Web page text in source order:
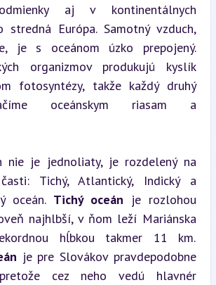
aj v kontinentálnych
stredná Európa. Samotný vzduch,
je s oceánom úzko prepojený.
organizmov produkujú kyslík
fotosyntézy, takže každý druhý
oceánskym riasam a
nie je jednoliaty, je rozdelený na
Tichý, Atlantický, Indický a
oceán. Tichý oceán je rozlohou
najhlbší, v ňom leží Mariánska
je pre Slovákov pravdepodobne
cez neho vedú hlavnér